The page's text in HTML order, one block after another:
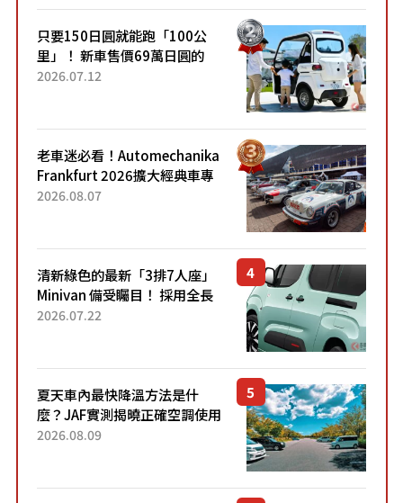
只要150日圓就能跑「100公
里」！ 新車售價69萬日圓的
「3人座」Trike大受歡迎！ 順
2026.07.12
老車迷必看！Automechanika
Frankfurt 2026擴大經典車專
區 1954年珍稀古董車現場修復
2026.08.07
清新綠色的最新「3排7人座」
Minivan 備受矚目！ 採用全長
4.7公尺剛剛好的車身尺寸與
2026.07.22
夏天車內最快降溫方法是什
麼？JAF實測揭曉正確空調使用
方式
2026.08.09